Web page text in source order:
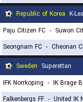
Republic of Korea K-
Paju Citizen FC - Suwon
Seongnam FC - Cheonan
Sweden Superettan
IFK Norrkoping - IK Brage
Falkenbergs FF - United IK